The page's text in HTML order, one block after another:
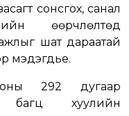
сонсгох, санал
өөрчлөлтөд
ажлыг шат дараатай
мэдэгдье.
292 дугаар
багц хуулийн